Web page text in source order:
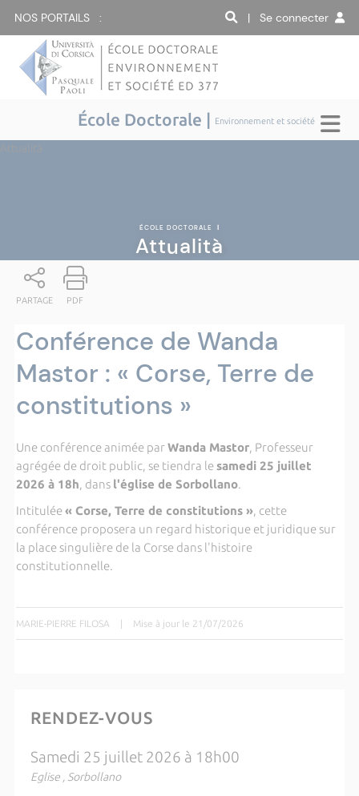
NOS PORTAILS : | Se connecter
École Doctorale | Environnement et société
ÉCOLE DOCTORALE |
Attualità
PARTAGE PDF
Conférence de Wanda
Mastor : « Corse, Terre de
constitutions »
Une conférence animée parWanda Mastor, Professeur
agrégée de droit public, se tiendra le samedi 25 juillet
2026 à 18h, dans l'église de Sorbollano.
Intitulée« Corse, Terre de constitutions », cette
conférence proposera un regard historique et juridique sur
la place singulière de la Corse dans l'histoire
constitutionnelle.
MARIE-PIERRE FILOSA | Mise à jour le 21/07/2026
RENDEZ-VOUS
Samedi 25 juillet 2026 à 18h00
Eglise , Sorbollano